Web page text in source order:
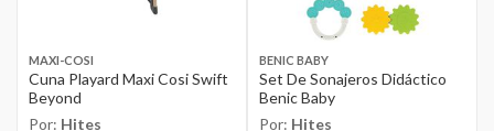
MAXI-COSI
Cuna Playard Maxi Cosi Swift
Beyond
Por: Hites
BENIC BABY
Set De Sonajeros Didáctico
Benic Baby
Por: Hites